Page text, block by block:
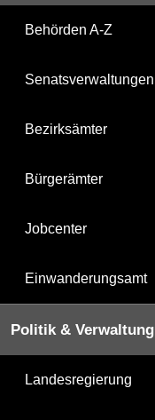
Behörden A-Z
Senatsverwaltungen
Bezirksämter
Bürgerämter
Jobcenter
Einwanderungsamt
Politik & Verwaltung
Landesregierung